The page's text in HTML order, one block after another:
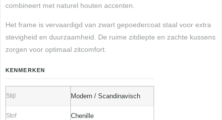
combineert met naturel houten accenten.
Het frame is vervaardigd van zwart gepoedercoat staal voor extra
stevigheid en duurzaamheid. De ruime zitdiepte en zachte kussens
zorgen voor optimaal zitcomfort.
KENMERKEN
Stijl Modern / Scandinavisch
Stof Chenille